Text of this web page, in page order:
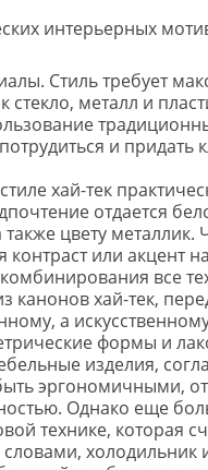
интерьерных
Стиль требует
стекло, металл и
и придать
хай-тек
отдается
цвету металлик.
или акцент
все
канонов хай-тек,
а
формы и
изделия,
эргономичными,
Однако еще
технике, которая
холодильник